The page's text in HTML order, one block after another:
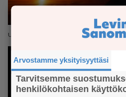
Ukkonen pakotti pitämään pidemmän tauon.
Arvostamme yksityisyyttäsi
Tarvitsemme
henkilökohtaisen